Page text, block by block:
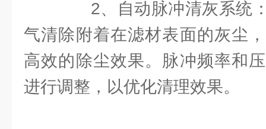
2、自动脉冲清灰系统：
气清除附着在滤材表面的灰尘
高效的除尘效果。脉冲频率和
进行调整，以优化清理效果。